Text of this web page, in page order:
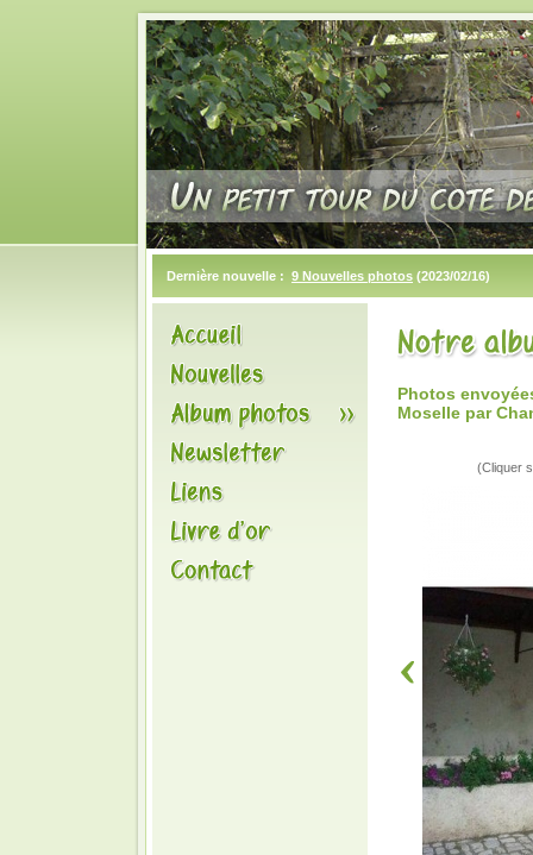
Dernière nouvelle : 9 Nouvelles photos (2023/02/16)
Photos
Moselle par
(Cliquer